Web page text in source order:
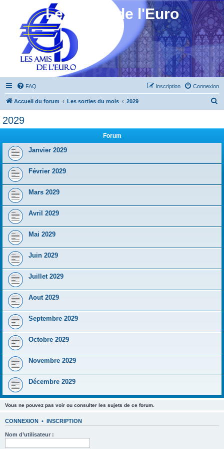
Les Amis de l'Euro
FAQ Connexion
Inscription
Accueil du forum Les sorties du mois 2029
h
2029
Forum
Janvier 2029
Février 2029
Mars 2029
Avril 2029
Mai 2029
Juin 2029
Juillet 2029
Aout 2029
Septembre 2029
Octobre 2029
Novembre 2029
Décembre 2029
Vous ne pouvez pas voir ou consulter les sujets de ce forum.
CONNEXION • INSCRIPTION
Nom d’utilisateur :